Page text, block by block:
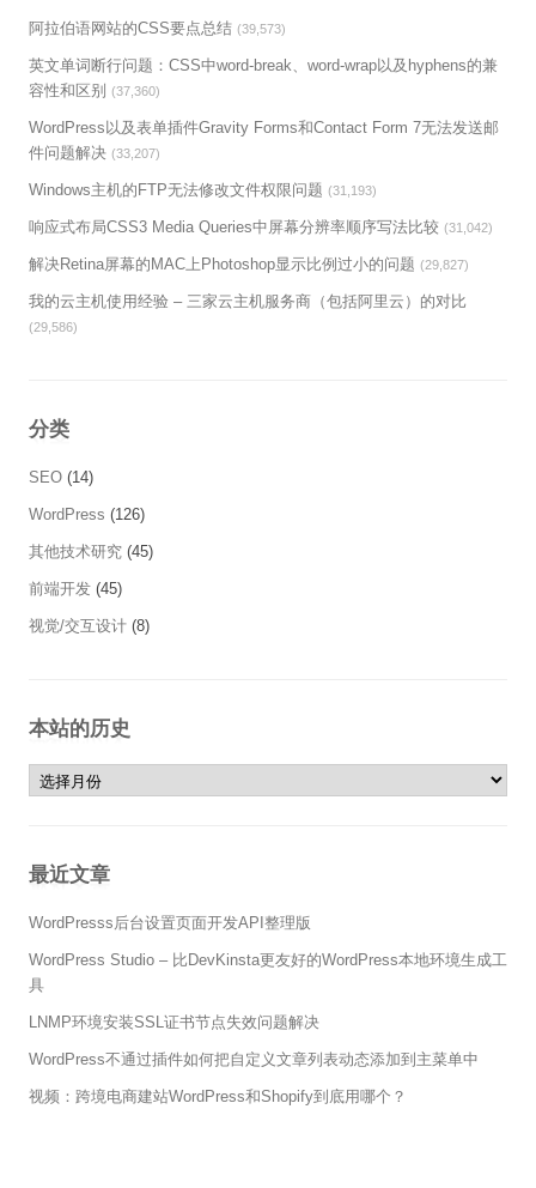
阿拉伯语网站的CSS要点总结 (39,573)
英文单词断行问题：CSS中word-break、word-wrap以及hyphens的兼
容性和区别
(37,360)
WordPress以及表单插件Gravity Forms和Contact Form 7无法发送邮
件问题解决 (33,207)
Windows主机的FTP无法修改文件权限问题 (31,193)
响应式布局CSS3 Media Queries中屏幕分辨率顺序写法比较 (31,042)
解决Retina屏幕的MAC上Photoshop显示比例过小的问题 (29,827)
我的云主机使用经验 – 三家云主机服务商（包括阿里云）的对比
(29,586)
分类
SEO (14)
WordPress (126)
其他技术研究 (45)
前端开发 (45)
视觉/交互设计 (8)
本站的历史
本站的历史
最近文章
WordPresss后台设置页面开发API整理版
WordPress Studio – 比DevKinsta更友好的WordPress本地环境生成工
具
LNMP环境安装SSL证书节点失效问题解决
WordPress不通过插件如何把自定义文章列表动态添加到主菜单中
视频：跨境电商建站WordPress和Shopify到底用哪个？